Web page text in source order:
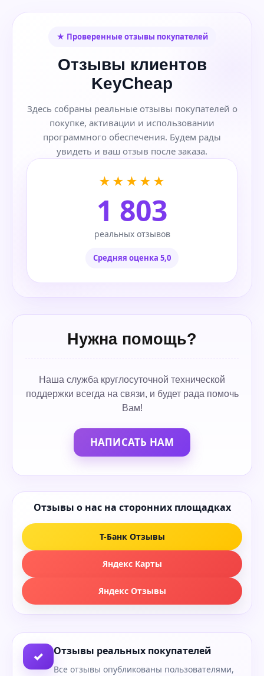
★ Проверенные отзывы покупателей
Отзывы клиентов
KeyCheap
Здесь собраны реальные отзывы покупателей о
покупке, активации и использовании
программного обеспечения. Будем рады
увидеть и ваш отзыв после заказа.
★★★★★
1 803
реальных отзывов
Средняя оценка 5,0
Нужна помощь?
Наша служба круглосуточной технической
поддержки всегда на связи, и будет рада помочь
Вам!
НАПИСАТЬ НАМ
Отзывы о нас на сторонних площадках
Т-Банк Отзывы
Яндекс Карты
Яндекс Отзывы
✓ Отзывы реальных покупателей
Все отзывы опубликованы пользователями,